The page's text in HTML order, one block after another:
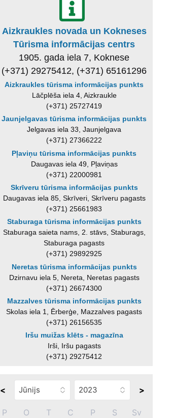
Aizkraukles novada un Kokneses
Tūrisma informācijas centrs
1905. gada iela 7, Koknese
(+371) 29275412, (+371) 65161296
Aizkraukles tūrisma informācijas punkts
Lāčplēša iela 4, Aizkraukle
(+371) 25727419
Jaunjelgavas tūrisma informācijas punkts
Jelgavas iela 33, Jaunjelgava
(+371) 27366222
Pļaviņu tūrisma informācijas punkts
Daugavas iela 49, Pļaviņas
(+371) 22000981
Skrīveru tūrisma informācijas punkts
Daugavas iela 85, Skrīveri, Skrīveru pagasts
(+371) 25661983
Staburaga tūrisma informācijas punkts
Staburaga saieta nams, 2. stāvs, Staburags,
Staburaga pagasts
(+371) 29892925
Neretas tūrisma informācijas punkts
Dzirnavu iela 5, Nereta, Neretas pagasts
(+371) 26674300
Mazzalves tūrisma informācijas punkts
Skolas iela 1, Ērberģe, Mazzalves pagasts
(+371) 26156535
Iršu muižas klēts - magazīna
Irši, Iršu pagasts
(+371) 29275412
< >
P O T C P S Sv